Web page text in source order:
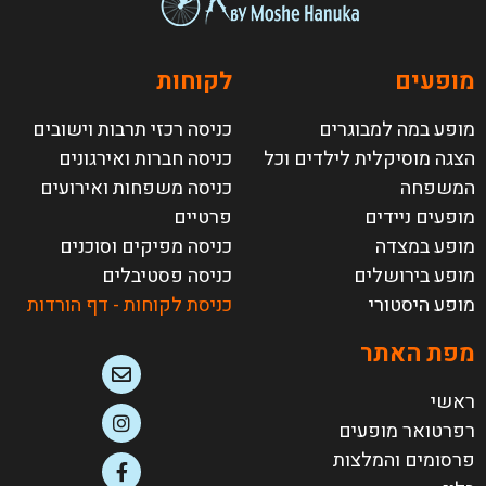
מופעים
מופע במה למבוגרים
הצגה מוסיקלית לילדים וכל
המשפחה
מופעים ניידים
מופע במצדה
מופע בירושלים
מופע היסטורי
לקוחות
כניסה רכזי תרבות וישובים
כניסה חברות ואירגונים
כניסה משפחות ואירועים
פרטיים
כניסה מפיקים וסוכנים
כניסה פסטיבלים
כניסת לקוחות - דף הורדות
מפת האתר
ראשי
רפרטואר מופעים
פרסומים והמלצות